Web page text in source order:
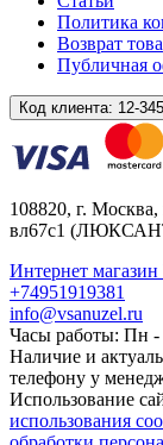
Политика
Возврат
Публичная
Код клиента: 12-345
108820, г. Москва,
вл67с1
Интернет магазин
+74951919381
info@vsanuzel.ru
Часы работы: Пн -
Наличие и
телефону у
Использование
использования